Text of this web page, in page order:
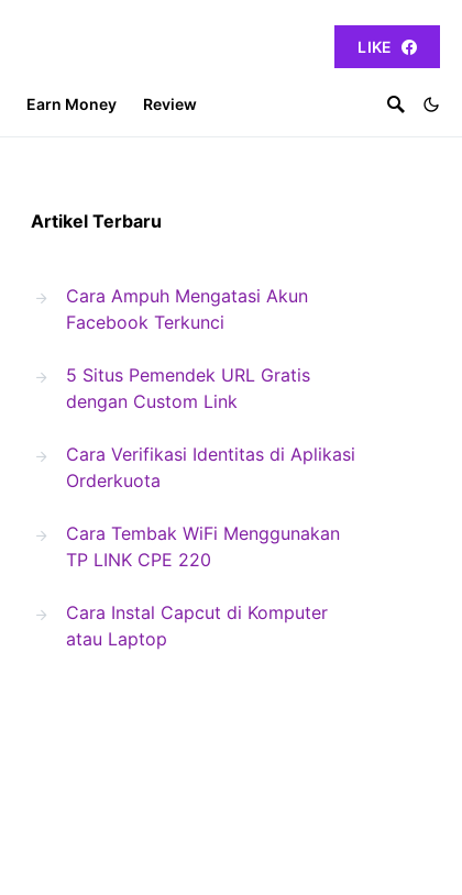
LIKE
Earn Money Review
Artikel Terbaru
Cara Ampuh Mengatasi Akun
Facebook Terkunci
5 Situs Pemendek URL Gratis
dengan Custom Link
Cara Verifikasi Identitas di Aplikasi
Orderkuota
Cara Tembak WiFi Menggunakan
TP LINK CPE 220
Cara Instal Capcut di Komputer
atau Laptop